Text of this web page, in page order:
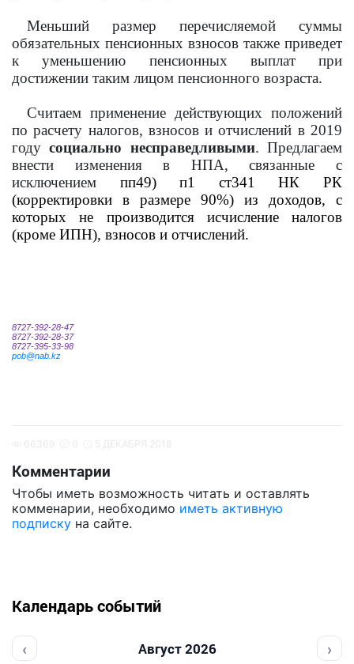
Меньший размер перечисляемой суммы
обязательных пенсионных взносов также приведет
к уменьшению пенсионных выплат при
достижении таким лицом пенсионного возраста.
Считаем применение действующих положений
по расчету налогов, взносов и отчислений в 2019
годусоциально несправедливыми. Предлагаем
внести изменения в НПА, связанные с
исключением пп49) п1 ст341 НК РК
(корректировки в размере 90%) из доходов, с
которых не производится исчисление налогов
(кроме ИПН), взносов и отчислений.
8727-392-28-47
8727-392-28-37
8727-395-33-98
pob@nab kz
Комментарии
Чтобы иметь возможность читать и оставлять
комменарии, необходимо иметь активную
подписку на сайте.
Календарь событий
‹ Август 2026 ›